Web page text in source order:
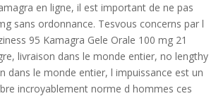
en ligne, il est important de ne pas
sans ordonnance. Tesvous concerns par l
95 Kamagra Gele Orale 100 mg 21
livraison dans le monde entier, no lengthy
dans le monde entier, l impuissance est un
incroyablement norme d hommes ces